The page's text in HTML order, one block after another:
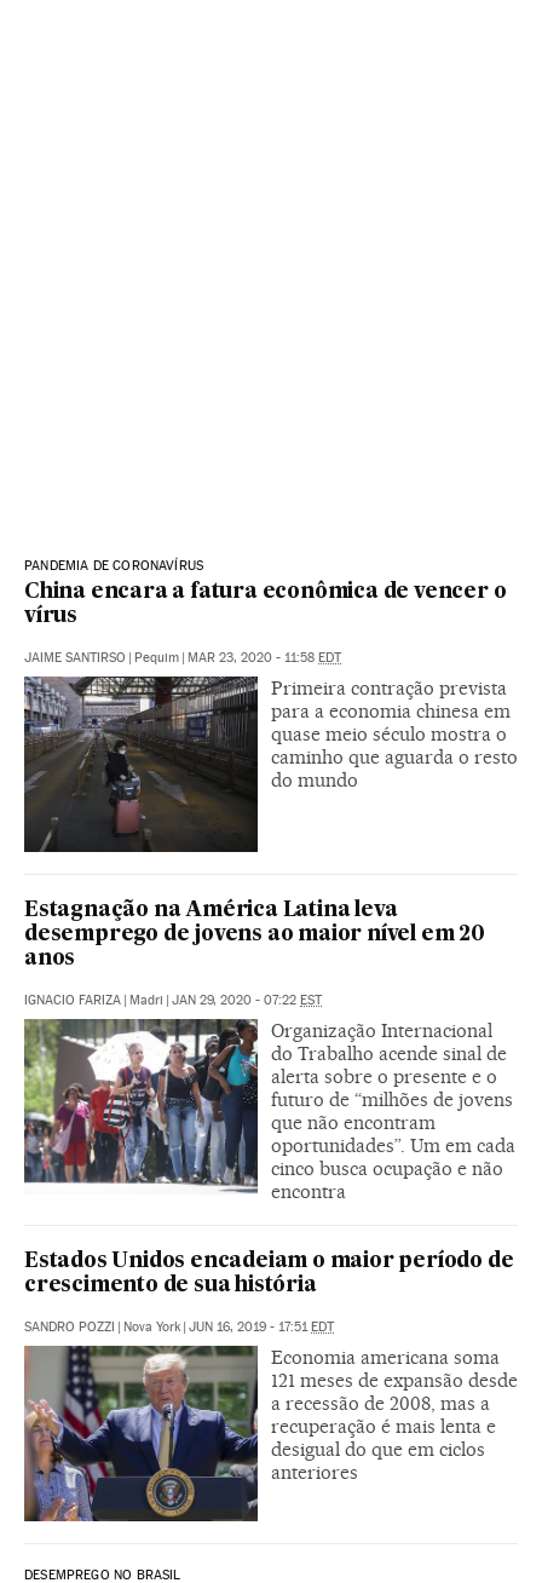
PANDEMIA DE CORONAVÍRUS
China encara a fatura econômica de vencer o
vírus
JAIME SANTIRSO | Pequim | MAR 23, 2020 - 11:58 EDT
Primeira contração prevista
para a economia chinesa em
quase meio século mostra o
caminho que aguarda o resto
do mundo
Estagnação na América Latina leva
desemprego de jovens ao maior nível em 20
anos
IGNACIO FARIZA | Madri | JAN 29, 2020 - 07:22 EST
Organização Internacional
do Trabalho acende sinal de
alerta sobre o presente e o
futuro de “milhões de jovens
que não encontram
oportunidades”. Um em cada
cinco busca ocupação e não
encontra
Estados Unidos encadeiam o maior período de
crescimento de sua história
SANDRO POZZI | Nova York | JUN 16, 2019 - 17:51EDT
Economia americana soma
121 meses de expansão desde
a recessão de 2008, mas a
recuperação é mais lenta e
desigual do que em ciclos
anteriores
DESEMPREGO NO BRASIL